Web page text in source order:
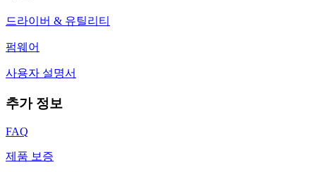
드라이버 & 유틸리티
펌웨어
사용자 설명서
추가 정보
FAQ
제품 보증